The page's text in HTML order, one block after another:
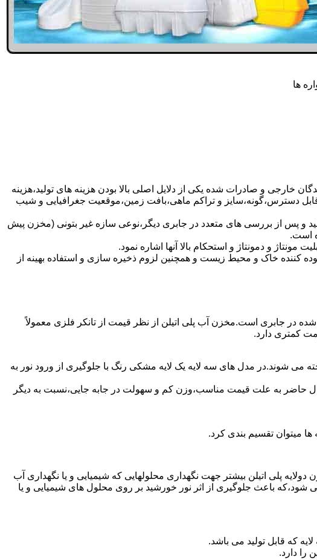
ها
خارجی و صادرات شده یکی از دلایل اصلی بالا بودن هزینه های تولید،هزینه
دسترس،گونه،سایز و تراکم ماهی،بافت زمین،موقعیت جغرافیایی و شیب
و پس از بررسی های متعدد در جابری دیگر،نوعی سازه غیر بتونی (مخزن پیش
است.
و دمونتاژ و استحکام بالا آنها اشاره نمود.
خاک و محیط زیست و همچنین لزوم ذخیره سازی و استفاده بهینه از
شده در جابری است.مخزن آب پلی اتیلن از نظر قیمت از تانکر فلزی معمولاً
کمتری دارد.
می شوند.در مدل های سه لایه یک لایه مشکی رنگ با جلوگیری از ورود نور به
حاضر به علت قیمت مناسب،وزن کم و سهولت در جابه جایی،نسبت به دیگر
میتوان تقسیم بندی کرد.
دولایه پلی اتیلن بیشتر جهت نگهداری محلولهایی که شیمیایی و یا نگهداری آب
باعث جلوگیری از اثر نور خورشید بر روی محلول های شیمیایی و یا
را دارد.